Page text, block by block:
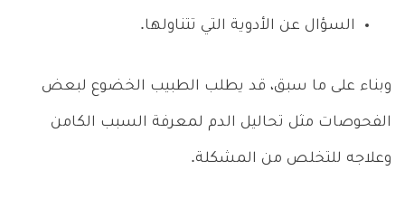
السؤال عن الأدوية التي تتناولها.
وبناء على ما سبق، قد يطلب الطبيب الخضوع لبعض
الفحوصات مثل تحاليل الدم لمعرفة السبب الكامن
وعلاجه للتخلص من المشكلة.